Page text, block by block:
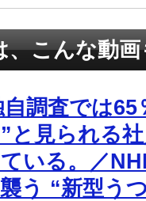
、こんな動
調査では65
と見られる
いる。／
襲う “新型う